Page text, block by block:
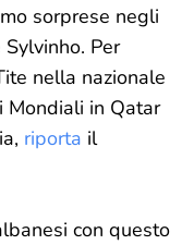
sorprese negli
Per
nella nazionale
Mondiali in Qatar
riporta il
con questo